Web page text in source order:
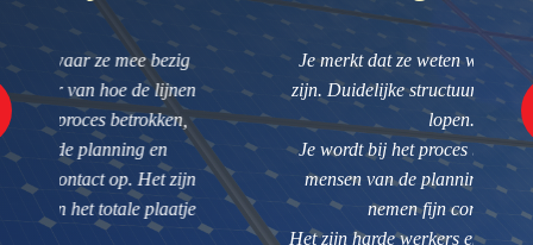
Je merkt dat ze weten waar ze mee bezig
zijn. Duidelijke structuur van hoe de lijnen
lopen.
Je wordt bij het proces betrokken, ook de
mensen van de planning en uitvoerders
nemen fijn contact op.
Het zijn harde werkers en leveren het totale